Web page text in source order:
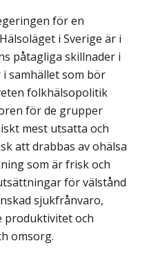
för en
i Sverige är i
påtagliga skillnader i
samhället som bör
folkhälsopolitik
för de grupper
mest utsatta och
att drabbas av ohälsa
som är frisk och
för välstånd
sjukfrånvaro,
produktivitet och
omsorg.